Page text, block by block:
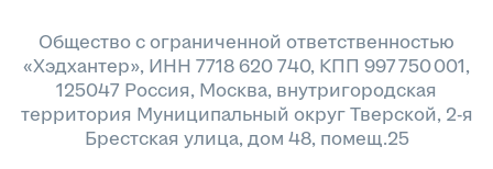
Общество с ограниченной ответственностью
«Хэдхантер», ИНН 7718 620 740, КПП 997 750 001,
125047 Россия, Москва, внутригородская
территория Муниципальный округ Тверской, 2-я
Брестская улица, дом 48, помещ.25